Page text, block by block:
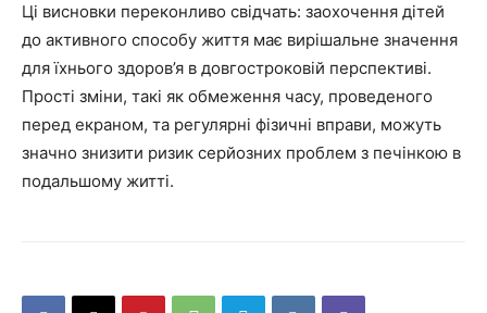
Ці висновки переконливо свідчать: заохочення дітей
до активного способу життя має вирішальне значення
для їхнього здоров’я в довгостроковій перспективі.
Прості зміни, такі як обмеження часу, проведеного
перед екраном, та регулярні фізичні вправи, можуть
значно знизити ризик серйозних проблем з печінкою в
подальшому житті.